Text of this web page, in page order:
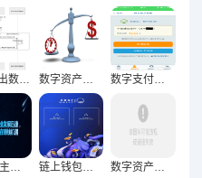
Gas支出数据解码，钱包行为变迁的底层逻辑洞察 数字资产持币新常态，钱包平均持币周期显著延长的多维透视 数字支付时代钱包转账金额两极化趋势的结构性变革逻辑
链上钱包地址数量破纪录，三大动因深度剖析